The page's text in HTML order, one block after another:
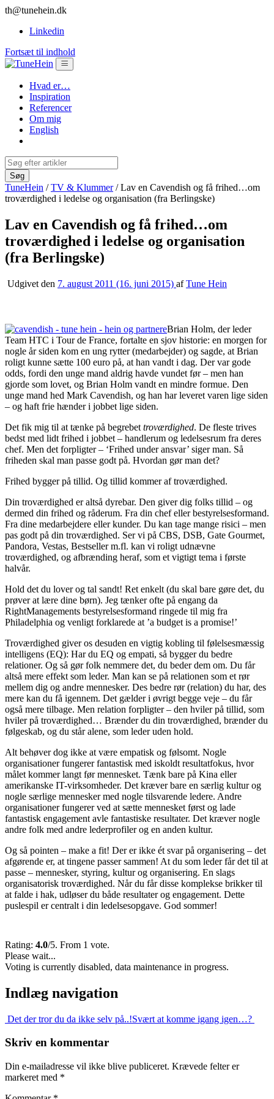
th@tunehein.dk
Linkedin
Fortsæt til indhold
Hvad er…
Inspiration
Referencer
Om mig
English
TuneHein /TV & Klummer/Lav en Cavendish og få frihed…om
troværdighed i ledelse og organisation (fra Berlingske)
Lav en Cavendish og få frihed…om
troværdighed i ledelse og organisation
(fra Berlingske)
Udgivet den 7. august 2011 (16. juni 2015) af Tune Hein
Brian Holm, der leder
Team HTC i Tour de France, fortalte en sjov historie: en morgen for
nogle år siden kom en ung rytter (medarbejder) og sagde, at Brian
roligt kunne sætte 100 euro på, at han vandt i dag. Der var gode
odds, fordi den unge mand aldrig havde vundet før – men han
gjorde som lovet, og Brian Holm vandt en mindre formue. Den
unge mand hed Mark Cavendish, og han har leveret varen lige siden
– og haft frie hænder i jobbet lige siden.
Det fik mig til at tænke på begrebet troværdighed. De fleste trives
bedst med lidt frihed i jobbet – handlerum og ledelsesrum fra deres
chef. Men det forpligter – ‘Frihed under ansvar’ siger man. Så
friheden skal man passe godt på. Hvordan gør man det?
Frihed bygger på tillid. Og tillid kommer af troværdighed.
Din troværdighed er altså dyrebar. Den giver dig folks tillid – og
dermed din frihed og råderum. Fra din chef eller bestyrelsesformand.
Fra dine medarbejdere eller kunder. Du kan tage mange risici – men
pas godt på din troværdighed. Ser vi på CBS, DSB, Gate Gourmet,
Pandora, Vestas, Bestseller m.fl. kan vi roligt udnævne
troværdighed, og afbrænding heraf, som et vigtigt tema i første
halvår.
Hold det du lover og tal sandt! Ret enkelt (du skal bare gøre det, du
prøver at lære dine børn). Jeg tænker ofte på engang da
RightManagements bestyrelsesformand ringede til mig fra
Philadelphia og venligt forklarede at ’a budget is a promise!’
Troværdighed giver os desuden en vigtig kobling til følelsesmæssig
intelligens (EQ): Har du EQ og empati, så bygger du bedre
relationer. Og så gør folk nemmere det, du beder dem om. Du får
altså mere effekt som leder. Man kan se på relationen som et rør
mellem dig og andre mennesker. Des bedre rør (relation) du har, des
mere kan du få igennem. Det gælder i øvrigt begge veje – du får
også mere tilbage. Men relation forpligter – den hviler på tillid, som
hviler på troværdighed… Brænder du din troværdighed, brænder du
følgeskab, og du står alene, som leder uden hold.
Alt behøver dog ikke at være empatisk og følsomt. Nogle
organisationer fungerer fantastisk med iskoldt resultatfokus, hvor
målet kommer langt før mennesket. Tænk bare på Kina eller
amerikanske IT-virksomheder. Det kræver bare en særlig kultur og
nogle særlige mennesker med nogle tilsvarende ledere. Andre
organisationer fungerer ved at sætte mennesket først og lade
fantastisk engagement avle fantastiske resultater. Det kræver nogle
andre folk med andre lederprofiler og en anden kultur.
Og så pointen – make a fit! Der er ikke ét svar på organisering – det
afgørende er, at tingene passer sammen! At du som leder får det til at
passe – mennesker, styring, kultur og organisering. En slags
organisatorisk troværdighed. Når du får disse komplekse brikker til
at falde i hak, udløser du både resultater og engagement. Dette
puslespil er centralt i din ledelsesopgave. God sommer!
Rating: 4.0/5. From 1 vote.
Please wait...
Voting is currently disabled, data maintenance in progress.
Indlæg navigation
Det der tror du da ikke selv på..!Svært at komme igang igen…?
Skriv en kommentar
Din e-mailadresse vil ikke blive publiceret. Krævede felter er
markeret med *